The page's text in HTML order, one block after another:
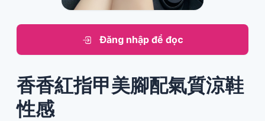
Đăng nhập để đọc
香香紅指甲美腳配氣質涼鞋
性感